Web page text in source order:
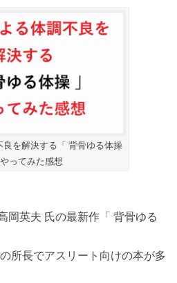
良を解決する「 背骨ゆる体操
やってみた感想
岡英夫 氏の最新作「 背骨ゆる
所長でアスリート向けの本が多